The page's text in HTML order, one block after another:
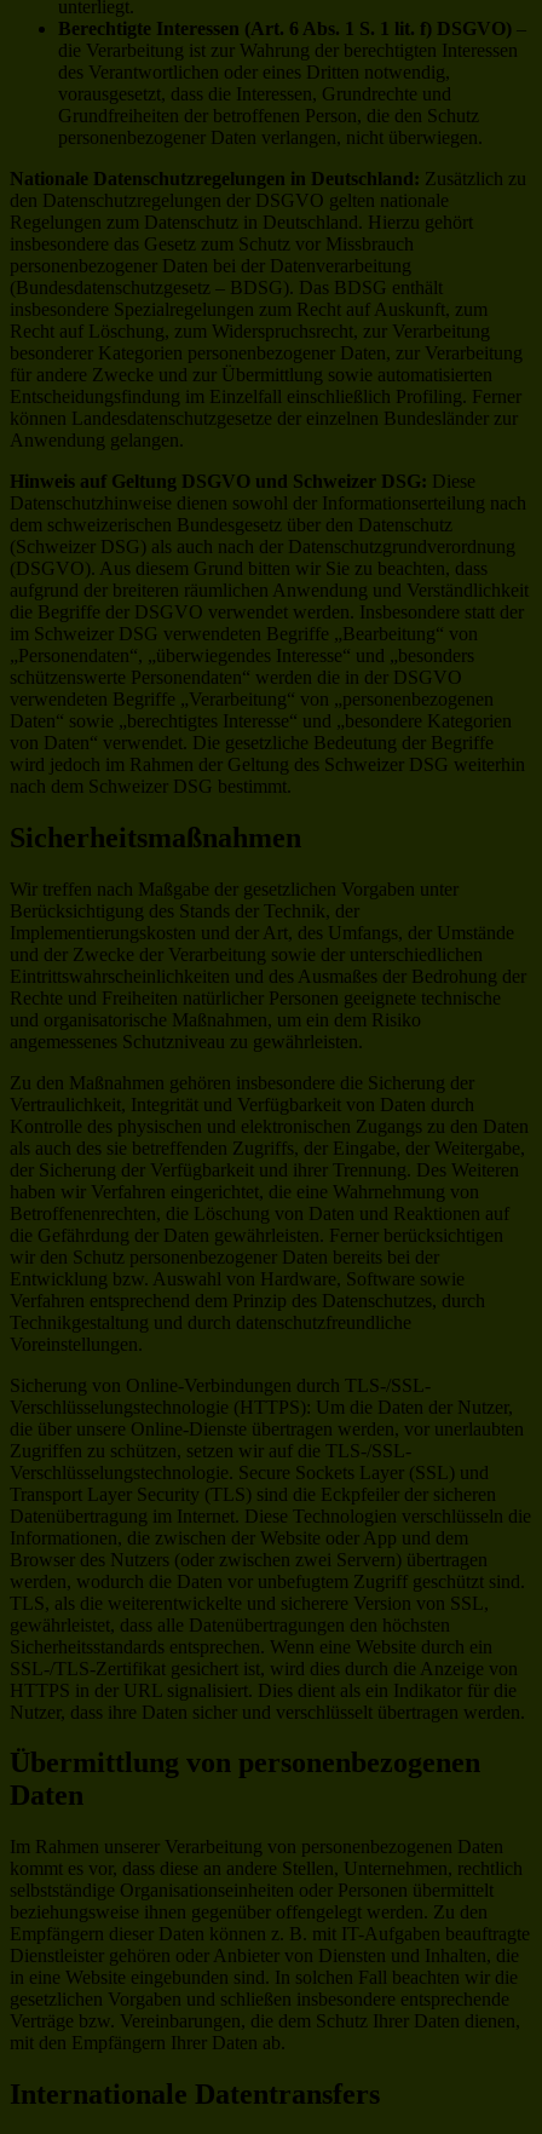
unterliegt.
Berechtigte Interessen (Art. 6 Abs. 1 S. 1 lit. f) DSGVO) –
die Verarbeitung ist zur Wahrung der berechtigten Interessen
des Verantwortlichen oder eines Dritten notwendig,
vorausgesetzt, dass die Interessen, Grundrechte und
Grundfreiheiten der betroffenen Person, die den Schutz
personenbezogener Daten verlangen, nicht überwiegen.
Nationale Datenschutzregelungen in Deutschland: Zusätzlich zu
den Datenschutzregelungen der DSGVO gelten nationale
Regelungen zum Datenschutz in Deutschland. Hierzu gehört
insbesondere das Gesetz zum Schutz vor Missbrauch
personenbezogener Daten bei der Datenverarbeitung
(Bundesdatenschutzgesetz – BDSG). Das BDSG enthält
insbesondere Spezialregelungen zum Recht auf Auskunft, zum
Recht auf Löschung, zum Widerspruchsrecht, zur Verarbeitung
besonderer Kategorien personenbezogener Daten, zur Verarbeitung
für andere Zwecke und zur Übermittlung sowie automatisierten
Entscheidungsfindung im Einzelfall einschließlich Profiling. Ferner
können Landesdatenschutzgesetze der einzelnen Bundesländer zur
Anwendung gelangen.
Hinweis auf Geltung DSGVO und Schweizer DSG: Diese
Datenschutzhinweise dienen sowohl der Informationserteilung nach
dem schweizerischen Bundesgesetz über den Datenschutz
(Schweizer DSG) als auch nach der Datenschutzgrundverordnung
(DSGVO). Aus diesem Grund bitten wir Sie zu beachten, dass
aufgrund der breiteren räumlichen Anwendung und Verständlichkeit
die Begriffe der DSGVO verwendet werden. Insbesondere statt der
im Schweizer DSG verwendeten Begriffe „Bearbeitung“ von
„Personendaten“, „überwiegendes Interesse“ und „besonders
schützenswerte Personendaten“ werden die in der DSGVO
verwendeten Begriffe „Verarbeitung“ von „personenbezogenen
Daten“ sowie „berechtigtes Interesse“ und „besondere Kategorien
von Daten“ verwendet. Die gesetzliche Bedeutung der Begriffe
wird jedoch im Rahmen der Geltung des Schweizer DSG weiterhin
nach dem Schweizer DSG bestimmt.
Sicherheitsmaßnahmen
Wir treffen nach Maßgabe der gesetzlichen Vorgaben unter
Berücksichtigung des Stands der Technik, der
Implementierungskosten und der Art, des Umfangs, der Umstände
und der Zwecke der Verarbeitung sowie der unterschiedlichen
Eintrittswahrscheinlichkeiten und des Ausmaßes der Bedrohung der
Rechte und Freiheiten natürlicher Personen geeignete technische
und organisatorische Maßnahmen, um ein dem Risiko
angemessenes Schutzniveau zu gewährleisten.
Zu den Maßnahmen gehören insbesondere die Sicherung der
Vertraulichkeit, Integrität und Verfügbarkeit von Daten durch
Kontrolle des physischen und elektronischen Zugangs zu den Daten
als auch des sie betreffenden Zugriffs, der Eingabe, der Weitergabe,
der Sicherung der Verfügbarkeit und ihrer Trennung. Des Weiteren
haben wir Verfahren eingerichtet, die eine Wahrnehmung von
Betroffenenrechten, die Löschung von Daten und Reaktionen auf
die Gefährdung der Daten gewährleisten. Ferner berücksichtigen
wir den Schutz personenbezogener Daten bereits bei der
Entwicklung bzw. Auswahl von Hardware, Software sowie
Verfahren entsprechend dem Prinzip des Datenschutzes, durch
Technikgestaltung und durch datenschutzfreundliche
Voreinstellungen.
Sicherung von Online-Verbindungen durch TLS-/SSL-
Verschlüsselungstechnologie (HTTPS): Um die Daten der Nutzer,
die über unsere Online-Dienste übertragen werden, vor unerlaubten
Zugriffen zu schützen, setzen wir auf die TLS-/SSL-
Verschlüsselungstechnologie. Secure Sockets Layer (SSL) und
Transport Layer Security (TLS) sind die Eckpfeiler der sicheren
Datenübertragung im Internet. Diese Technologien verschlüsseln die
Informationen, die zwischen der Website oder App und dem
Browser des Nutzers (oder zwischen zwei Servern) übertragen
werden, wodurch die Daten vor unbefugtem Zugriff geschützt sind.
TLS, als die weiterentwickelte und sicherere Version von SSL,
gewährleistet, dass alle Datenübertragungen den höchsten
Sicherheitsstandards entsprechen. Wenn eine Website durch ein
SSL-/TLS-Zertifikat gesichert ist, wird dies durch die Anzeige von
HTTPS in der URL signalisiert. Dies dient als ein Indikator für die
Nutzer, dass ihre Daten sicher und verschlüsselt übertragen werden.
Übermittlung von personenbezogenen
Daten
Im Rahmen unserer Verarbeitung von personenbezogenen Daten
kommt es vor, dass diese an andere Stellen, Unternehmen, rechtlich
selbstständige Organisationseinheiten oder Personen übermittelt
beziehungsweise ihnen gegenüber offengelegt werden. Zu den
Empfängern dieser Daten können z. B. mit IT-Aufgaben beauftragte
Dienstleister gehören oder Anbieter von Diensten und Inhalten, die
in eine Website eingebunden sind. In solchen Fall beachten wir die
gesetzlichen Vorgaben und schließen insbesondere entsprechende
Verträge bzw. Vereinbarungen, die dem Schutz Ihrer Daten dienen,
mit den Empfängern Ihrer Daten ab.
Internationale Datentransfers